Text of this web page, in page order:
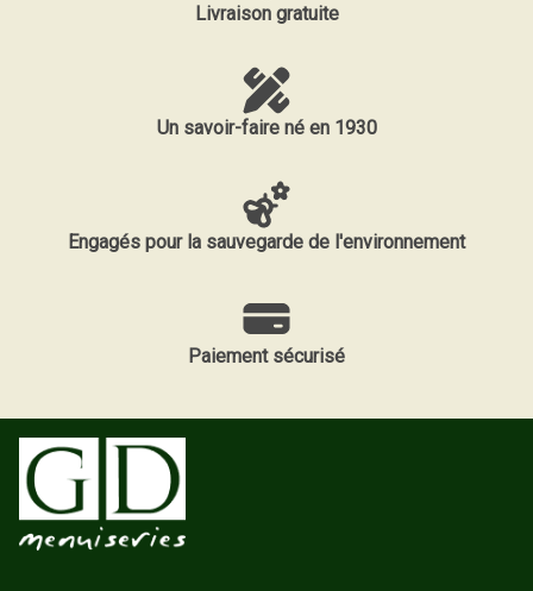
Livraison gratuite
Un savoir-faire né en 1930
Engagés pour la sauvegarde de l'environnement
Paiement sécurisé